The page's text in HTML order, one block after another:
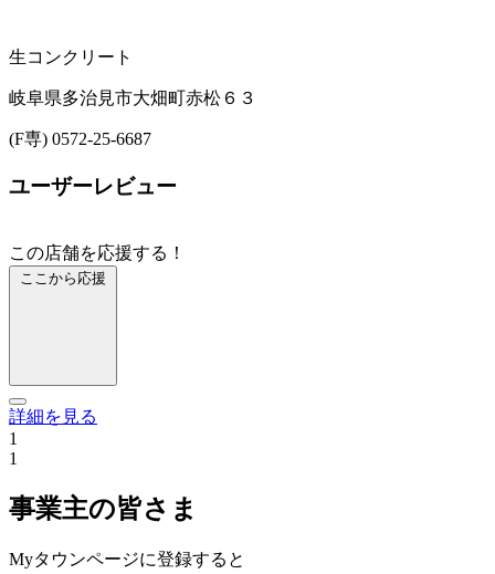
生コンクリート
岐阜県多治見市大畑町赤松６３
(F専) 0572-25-6687
ユーザーレビュー
この店舗を応援する！
ここから応援
詳細を見る
1
1
事業主の皆さま
Myタウンページに登録すると